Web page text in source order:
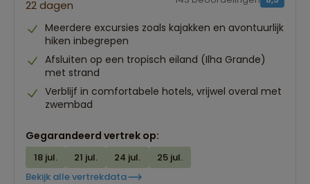
22 dagen
Meerdere excursies zoals kajakken en avontuurlijk
hiken inbegrepen
Afsluiten op een tropisch eiland (Ilha Grande)
met strand
Verblijf in comfortabele hotels, vrijwel overal met
zwembad
Gegarandeerd vertrek op:
18 jul. 21 jul. 24 jul.
25 jul.
Bekijk alle vertrekdata